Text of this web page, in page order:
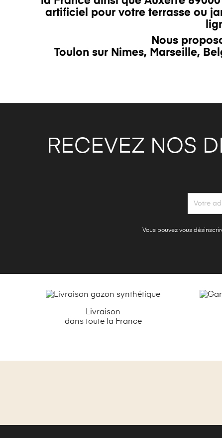
artificiel pour votre terrasse ou
Nous
Toulon sur Nimes, Marseille,
RECEVEZ NOS
Vous pouvez vous
Livraison
dans toute la France